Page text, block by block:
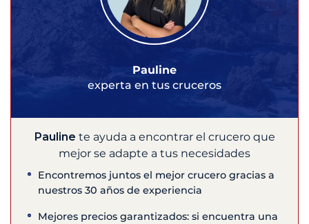
Pauline
experta en tus cruceros
Pauline te ayuda a encontrar el crucero que
mejor se adapte a tus necesidades
Encontremos juntos el mejor crucero gracias a
nuestros 30 años de experiencia
Mejores precios garantizados: si encuentra una